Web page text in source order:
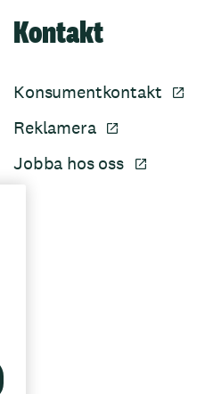
Kontakt
Konsumentkontakt
Reklamera
Jobba hos oss